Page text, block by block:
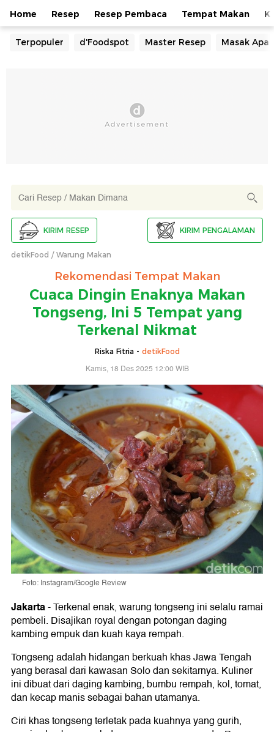
Home Resep Resep Pembaca Tempat Makan
Terpopuler d'Foodspot Master Resep Masak Apa
KIRIM RESEP KIRIM PENGALAMAN
detikFood Warung Makan
Rekomendasi Tempat Makan
Cuaca Dingin Enaknya Makan
Tongseng, Ini 5 Tempat yang
Terkenal Nikmat
Riska Fitria - detikFood
Kamis, 18 Des 2025 12:00 WIB
Foto: Instagram/Google Review
Jakarta-Terkenal enak, warung tongseng ini selalu ramai
pembeli. Disajikan royal dengan potongan daging
kambing empuk dan kuah kaya rempah.
Tongseng adalah hidangan berkuah khas Jawa Tengah
yang berasal dari kawasan Solo dan sekitarnya. Kuliner
ini dibuat dari daging kambing, bumbu rempah, kol, tomat,
dan kecap manis sebagai bahan utamanya.
Ciri khas tongseng terletak pada kuahnya yang gurih,